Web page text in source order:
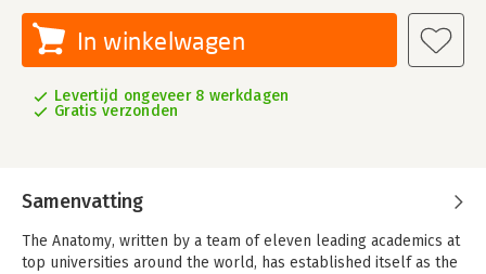
In winkelwagen
Levertijd ongeveer 8 werkdagen
Gratis verzonden
Samenvatting
The Anatomy, written by a team of eleven leading academics at
top universities around the world, has established itself as the